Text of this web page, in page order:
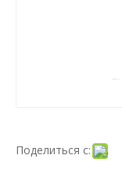
Поделиться с: